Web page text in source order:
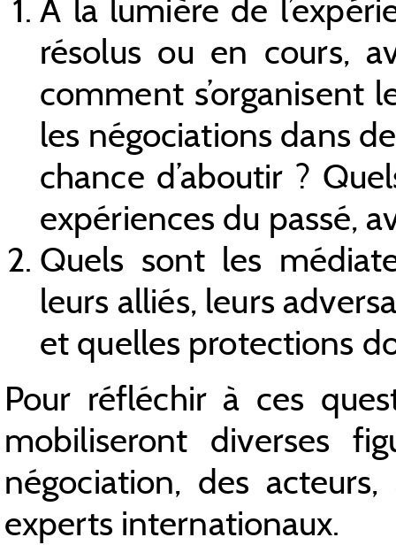
À la lumière de
résolus ou en cours,
comment s’organisent
les négociations dans
chance d’aboutir ?
expériences du passé,
Quels sont les
leurs alliés, leurs
et quelles protections
Pour réfléchir à ces
mobiliseront diverses
négociation, des
experts internationaux.